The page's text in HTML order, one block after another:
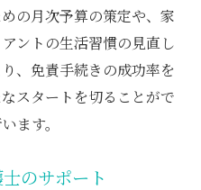
の月次予算の策定や、家
ントの生活習慣の見直し
、免責手続きの成功率を
スタートを切ることがで
ます。
のサポート